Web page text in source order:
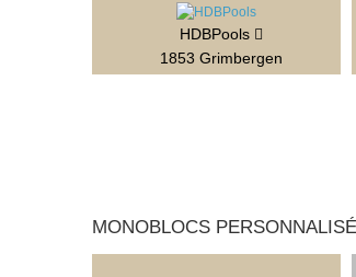
HDBPools
1853 Grimbergen
MONOBLOCS